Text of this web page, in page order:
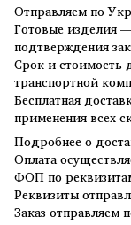
Отправляем по
Готовые изделия
подтверждения
Срок и стоимость
транспортной
Бесплатная
применения всех
Подробнее о
Оплата
ФОП по
Реквизиты
Заказ отправляем